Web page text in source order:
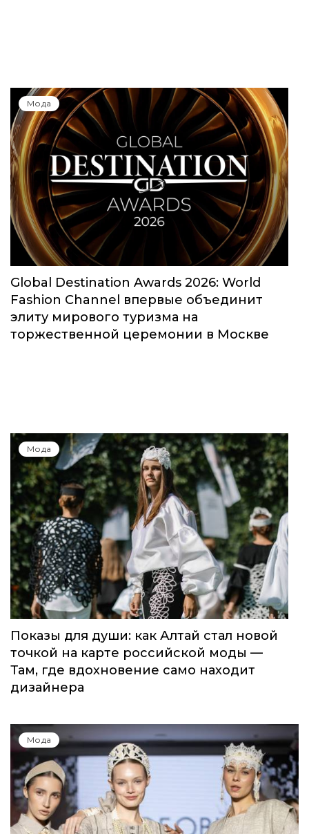
Мода
Global Destination Awards 2026: World
Fashion Channel впервые объединит
элиту мирового туризма на
торжественной церемонии в Москве
Мода
Показы для души: как Алтай стал новой
точкой на карте российской моды —
Там, где вдохновение само находит
дизайнера
Мода